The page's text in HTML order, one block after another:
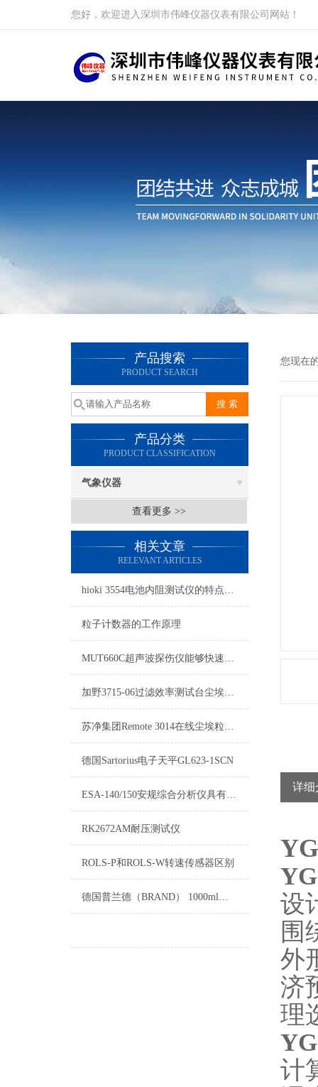
您好，欢迎进入深圳市伟峰仪器仪表有限公司网站！
产品搜索
PRODUCT SEARCH
产品分类
PRODUCT CLASSIFICATION
气象仪器
查看更多 >>
相关文章
RELEVANT ARTICLES
hioki 3554电池内阻测试仪的特点和应用
粒子计数器的工作原理
MUT660C超声波探伤仪能够快速便捷、无损伤、地进行工件内部多种缺陷
加野3715-06过滤效率测试台尘埃粒子计数传感器
苏净集团Remote 3014在线尘埃粒子计数器
德国Sartorius电子天平GL623-1SCN
ESA-140/150安规综合分析仪具有交流耐压、直流耐压、接地阻抗
RK2672AM耐压测试仪
ROLS-P和ROLS-W转速传感器区别
德国普兰德（BRAND） 1000ml容量瓶36062
您现在
详细
设
围
外
济
理
计